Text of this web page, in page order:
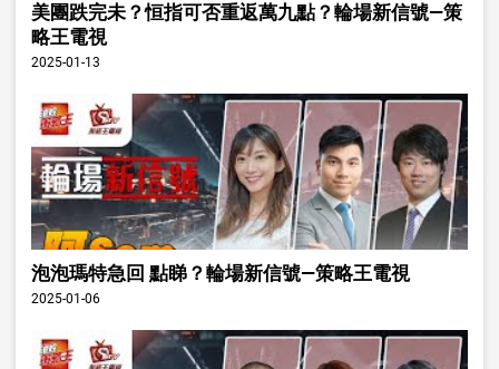
美團跌完未？恒指可否重返萬九點？輪場新信號—策
略王電視
2025-01-13
泡泡瑪特急回 點睇？輪場新信號—策略王電視
2025-01-06